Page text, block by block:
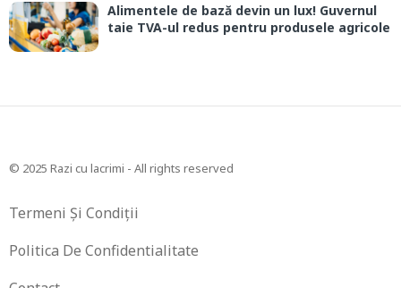
Alimentele de bază devin un lux! Guvernul
taie TVA-ul redus pentru produsele agricole
© 2025 Razi cu lacrimi - All rights reserved
Termeni Și Condiții
Politica De Confidentialitate